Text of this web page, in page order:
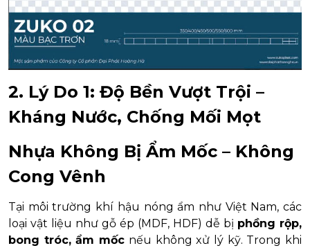
2. Lý Do 1: Độ Bền Vượt Trội –
Kháng Nước, Chống Mối Mọt
Nhựa Không Bị Ẩm Mốc – Không
Cong Vênh
Tại môi trường khí hậu nóng ẩm như Việt Nam, các
loại vật liệu như gỗ ép (MDF, HDF) dễ bị phồng rộp,
bong tróc, ẩm mốc nếu không xử lý kỹ. Trong khi